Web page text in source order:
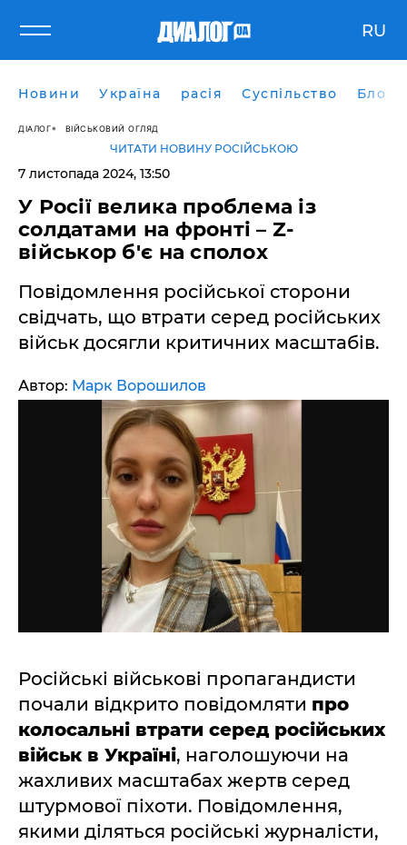
RU
Новини Україна расія Суспільство Блоги
ДІАЛОГ ВІЙСЬКОВИЙ ОГЛЯД
ЧИТАТИ НОВИНУ РОСІЙСЬКОЮ
7 листопада 2024, 13:50
У Росії велика проблема із
солдатами на фронті – Z-
військор б'є на сполох
Повідомлення російської сторони
свідчать, що втрати серед російських
військ досягли критичних масштабів.
Автор: Марк Ворошилов
Російські військові пропагандисти
почали відкрито повідомляти про
колосальні втрати серед російських
військ в Україні, наголошуючи на
жахливих масштабах жертв серед
штурмової піхоти. Повідомлення,
якими діляться російські журналісти,